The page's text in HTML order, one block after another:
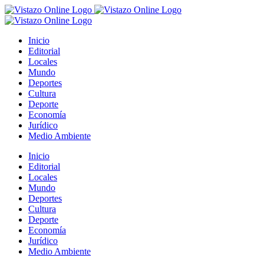
Saltar
al
Inicio
Editorial
Locales
Mundo
Deportes
Cultura
Deporte
Economía
Jurídico
Medio Ambiente
Inicio
Editorial
Locales
Mundo
Deportes
Cultura
Deporte
Economía
Jurídico
Medio Ambiente